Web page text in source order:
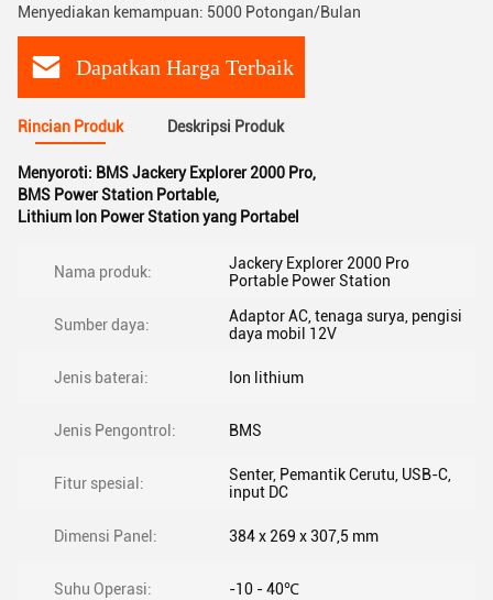
Menyediakan kemampuan: 5000 Potongan/Bulan
Dapatkan Harga Terbaik
Rincian Produk Deskripsi Produk
Menyoroti: BMS Jackery Explorer 2000 Pro,
BMS Power Station Portable,
Lithium Ion Power Station yang Portabel
Nama produk:
Jackery Explorer 2000 Pro
Portable Power Station
Sumber daya:
Adaptor AC, tenaga surya, pengisi
daya mobil 12V
Jenis baterai: Ion lithium
Jenis Pengontrol: BMS
Fitur spesial:
Senter, Pemantik Cerutu, USB-C,
input DC
Dimensi Panel: 384 x 269 x 307,5 mm
Suhu Operasi: -10 - 40℃